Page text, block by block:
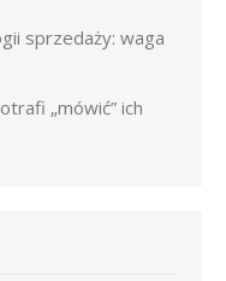
sprzedaży: waga
„mówić” ich